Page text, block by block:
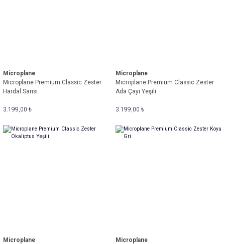
Microplane
Microplane Premium Classic Zester
Hardal Sarısı
3.199,00 ₺
Microplane
Microplane Premium Classic Zester
Ada Çayı Yeşili
3.199,00 ₺
Microplane
Microplane